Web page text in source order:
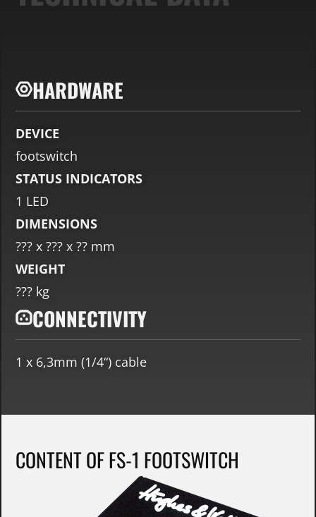
HARDWARE
DEVICE
footswitch
STATUS INDICATORS
1 LED
DIMENSIONS
??? x ??? x ?? mm
WEIGHT
??? kg
CONNECTIVITY
1 x 6,3mm (1/4“) cable
CONTENT OF FS-1 FOOTSWITCH